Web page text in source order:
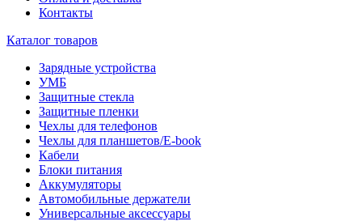
Контакты
Каталог товаров
Зарядные устройства
УМБ
Защитные стекла
Защитные пленки
Чехлы для телефонов
Чехлы для планшетов/E-book
Кабели
Блоки питания
Аккумуляторы
Автомобильные держатели
Универсальные аксессуары